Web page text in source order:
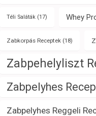
Téli Saláták(17) Whey
Zabkorpás Receptek(18)
Zabpehelyliszt
Zabpelyhes
Zabpelyhes Reggeli